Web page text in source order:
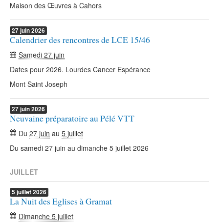
Maison des Œuvres à Cahors
27juin2026
Calendrier des rencontres de LCE 15/46
Samedi 27 juin
Dates pour 2026. Lourdes Cancer Espérance
Mont Saint Joseph
27juin2026
Neuvaine préparatoire au Pélé VTT
Du 27 juin au 5 juillet
Du samedi 27 juin au dimanche 5 juillet 2026
JUILLET
5 juillet2026
La Nuit des Eglises à Gramat
Dimanche 5 juillet